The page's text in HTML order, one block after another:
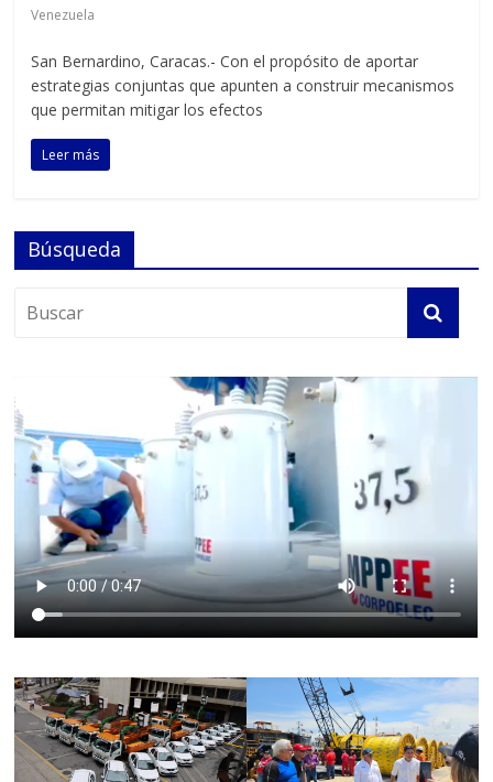
Venezuela
San Bernardino, Caracas.- Con el propósito de aportar
estrategias conjuntas que apunten a construir mecanismos
que permitan mitigar los efectos
Leer más
Búsqueda